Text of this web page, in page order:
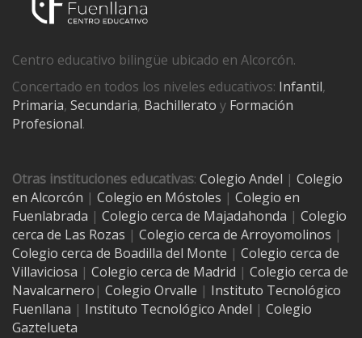
Centro educativo bilingüe ubicado en Alcorcón.
Concertado en todos los niveles educativos: Infantil,
Primaria, Secundaria, Bachillerato y Formación
Profesional.
Otras instituciones educativas: Colegio Andel | Colegio
en Alcorcón | Colegio en Móstoles | Colegio en
Fuenlabrada | Colegio cerca de Majadahonda | Colegio
cerca de Las Rozas | Colegio cerca de Arroyomolinos |
Colegio cerca de Boadilla del Monte | Colegio cerca de
Villaviciosa | Colegio cerca de Madrid | Colegio cerca de
Navalcarnero | Colegio Orvalle | Instituto Tecnológico
Fuenllana | Instituto Tecnológico Andel | Colegio
Gaztelueta